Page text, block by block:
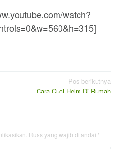
watch?
Pos berikutnya
Cara Cuci Helm Di Rumah
Ruas yang wajib ditandai *